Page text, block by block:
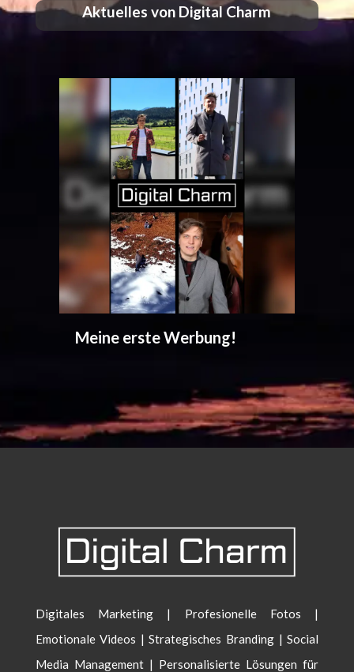
Aktuelles von Digital Charm
Regionalität im Gasthof
Purner
Digitales Marketing | Profesionelle Fotos |
Emotionale Videos | Strategisches Branding | Social
Media Management | Personalisierte Lösungen für